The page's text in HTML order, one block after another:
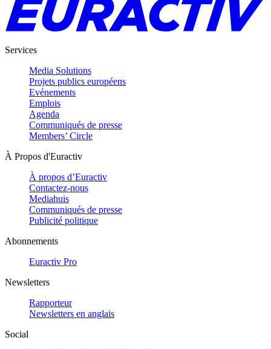
Services
Media Solutions
Projets publics européens
Evénements
Emplois
Agenda
Communiqués de presse
Members’ Circle
À Propos d'Euractiv
À propos d’Euractiv
Contactez-nous
Mediahuis
Communiqués de presse
Publicité politique
Abonnements
Euractiv Pro
Newsletters
Rapporteur
Newsletters en anglais
Social